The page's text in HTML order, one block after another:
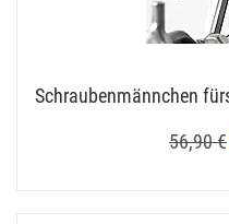
Schraubenmännchen
56,90 €